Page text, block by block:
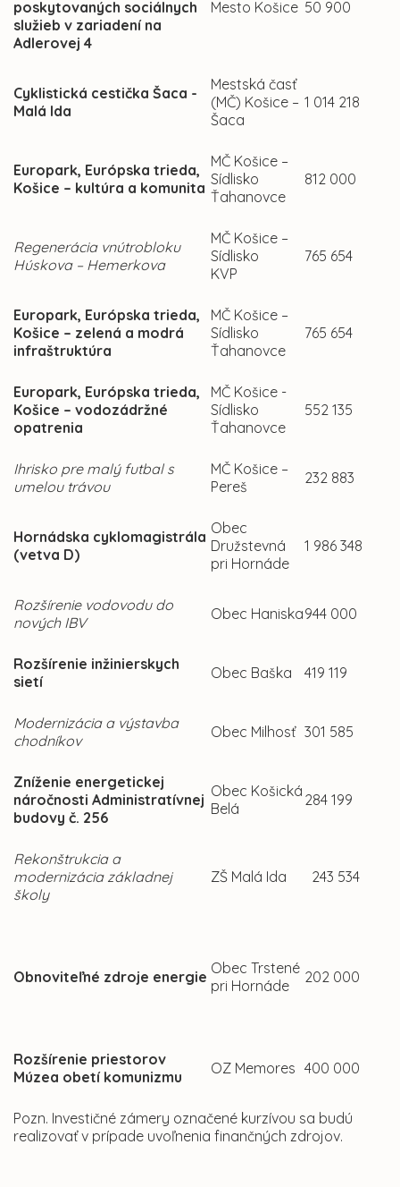
poskytovaných sociálnych
služieb v zariadení na
Adlerovej 4
Mesto Košice 50 900
Cyklistická cestička Šaca -
Malá Ida
Mestská časť
(MČ) Košice –
Šaca
1 014 218
Europark, Európska trieda,
Košice – kultúra a komunita
MČ Košice –
Sídlisko
Ťahanovce
812 000
Regenerácia vnútrobloku
Húskova – Hemerkova
MČ Košice –
Sídlisko
KVP
765 654
Europark, Európska trieda,
Košice – zelená a modrá
infraštruktúra
MČ Košice –
Sídlisko
Ťahanovce
765 654
Europark, Európska trieda,
Košice – vodozádržné
opatrenia
MČ Košice -
Sídlisko
Ťahanovce
552 135
Ihrisko pre malý futbal s
umelou trávou
MČ Košice –
Pereš
232 883
Hornádska cyklomagistrála
(vetva D)
Obec
Družstevná
pri Hornáde
1 986 348
Rozšírenie vodovodu do
nových IBV
Obec Haniska944 000
Rozšírenie inžinierskych
sietí
Obec Baška 419 119
Modernizácia a výstavba
chodníkov
Obec Milhosť 301 585
Zníženie energetickej
náročnosti Administratívnej
budovy č. 256
Obec Košická
Belá
284 199
Rekonštrukcia a
modernizácia základnej
školy
ZŠ Malá Ida 243 534
Obnoviteľné zdroje energie Obec Trstené
pri Hornáde
202 000
Rozšírenie priestorov
Múzea obetí komunizmu
OZ Memores 400 000
Pozn. Investičné zámery označené kurzívou sa budú
realizovať v prípade uvoľnenia finančných zdrojov.